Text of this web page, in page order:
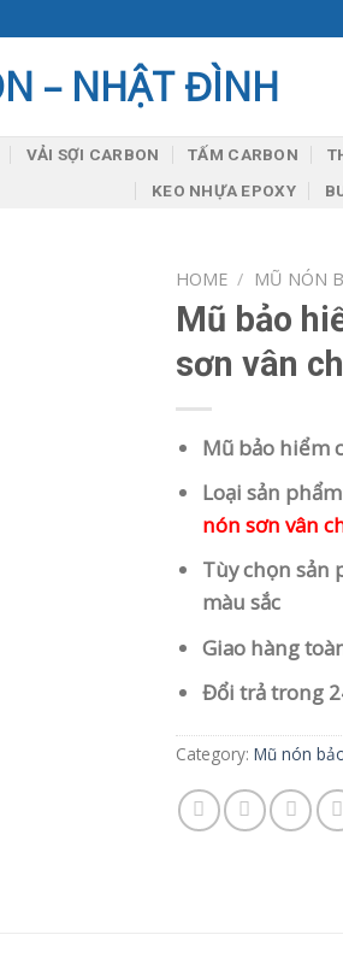
VẢI SỢI CARBON TẤM CARBON
KEO NHỰA EPOXY
HOME / MŨ NÓN
Mũ bảo
sơn vân
Mũ bảo hiểm
Loại sản
nón sơn vân
Tùy chọn sản
màu sắc
Giao hàng
Đổi trả trong
Category: Mũ nón